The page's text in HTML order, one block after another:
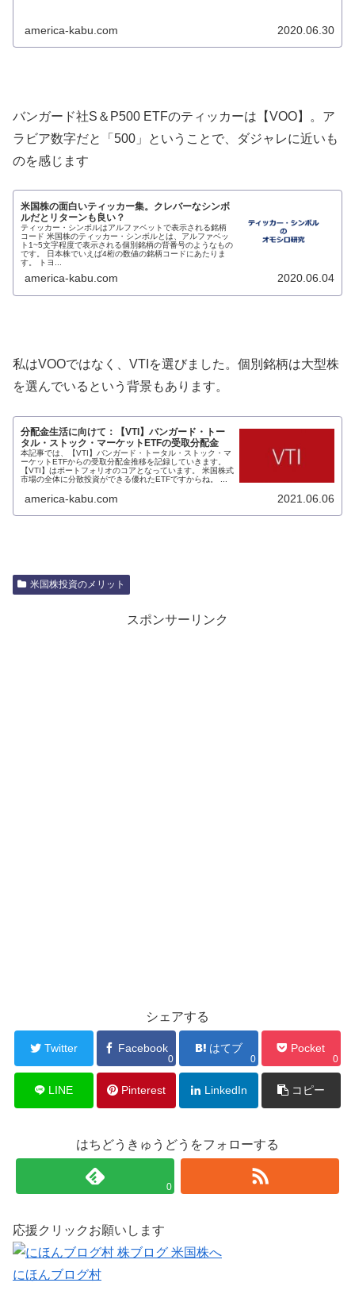
america-kabu.com 2020.06.30
バンガード社S＆P500 ETFのティッカーは【VOO】。ア
ラビア数字だと「500」ということで、ダジャレに近いも
のを感じます
米国株の面白いティッカー集。クレバーなシンボ
ルだとリターンも良い？
ティッカー・シンボルはアルファベットで表示される銘柄
コード 米国株のティッカー・シンボルとは、アルファベッ
ト1~5文字程度で表示される個別銘柄の背番号のようなもの
です。 日本株でいえば4桁の数値の銘柄コードにあたりま
す。 トヨ...
america-kabu.com 2020.06.04
私はVOOではなく、VTIを選びました。個別銘柄は大型株
を選んでいるという背景もあります。
分配金生活に向けて：【VTI】バンガード・トー
タル・ストック・マーケットETFの受取分配金
本記事では、【VTI】バンガード・トータル・ストック・マ
ーケットETFからの受取分配金推移を記録していきます。
【VTI】はポートフォリオのコアとなっています。 米国株式
市場の全体に分散投資ができる優れたETFですからね。 ...
america-kabu.com 2021.06.06
米国株投資のメリット
スポンサーリンク
シェアする
Twitter Facebook
0
はてブ
0
Pocket
0
LINE Pinterest LinkedIn コピー
はちどうきゅうどうをフォローする
0
応援クリックお願いします
にほんブログ村